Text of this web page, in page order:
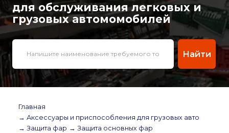
для обслуживания легковых и
грузовых автомомобилей
Найти
Главная
→ Аксессуары и приспособления для грузовых авто
→ Защита фар → Защита основных фар